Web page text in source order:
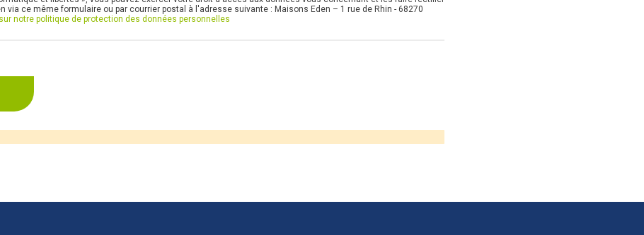
via ce même formulaire ou par courrier postal à l'adresse suivante : Maisons Eden – 1 rue de Rhin - 68270
notre politique de protection des données personnelles